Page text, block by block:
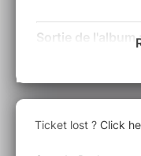
Sortie de l'album
À la fois
de INK se joue
Puisant son
l’improvisation, le